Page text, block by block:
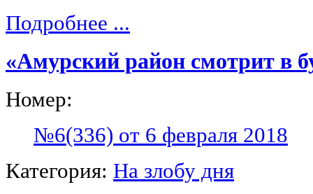
Подробнее ...
«Амурский район смотрит в
Номер:
№6(336) от 6 февраля 2018
Категория: На злобу дня